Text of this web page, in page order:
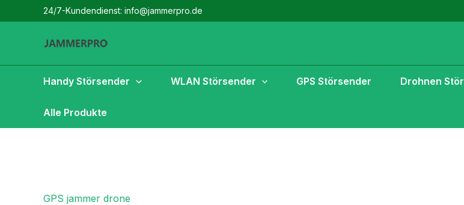
Inhalt
24/7-Kundendienst: info@jammerpro.de
Handy Störsender WLAN Störsender GPS Störsender Drohnen
Alle Produkte
GPS jammer drone